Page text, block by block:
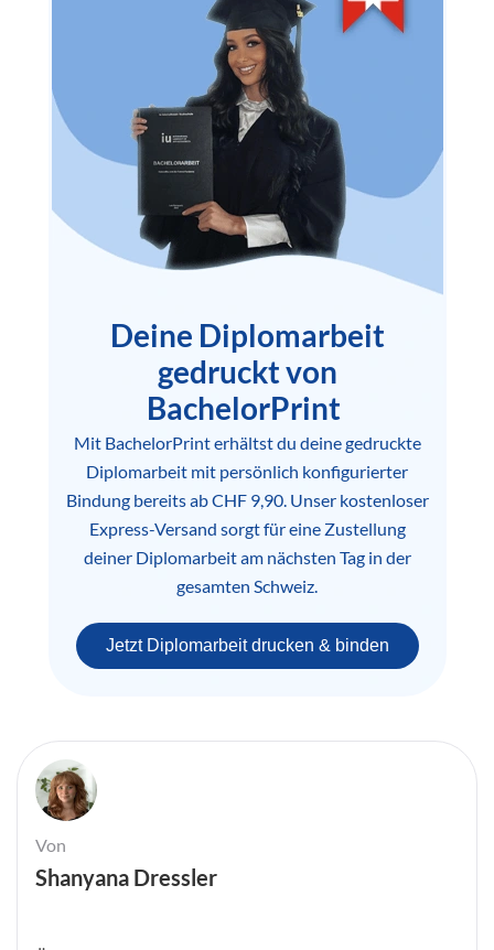
Deine Diplomarbeit
gedruckt von
BachelorPrint
Mit BachelorPrint erhältst du deine gedruckte
Diplomarbeit mit persönlich konfigurierter
Bindung bereits ab CHF 9,90. Unser kostenloser
Express-Versand sorgt für eine Zustellung
deiner Diplomarbeit am nächsten Tag in der
gesamten Schweiz.
Jetzt Diplomarbeit drucken & binden
Von
Shanyana Dressler